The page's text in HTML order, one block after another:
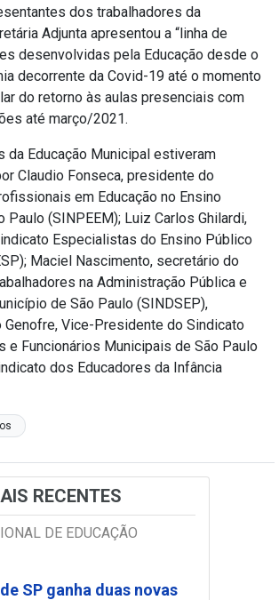
dos trabalhadores da
Adjunta apresentou a “linha de
desenvolvidas pela Educação desde o
decorrente da Covid-19 até o momento
do retorno às aulas presenciais com
até março/2021.
da Educação Municipal estiveram
Claudio Fonseca, presidente do
em Educação no Ensino
Paulo (SINPEEM); Luiz Carlos Ghilardi,
Especialistas do Ensino Público
Maciel Nascimento, secretário do
na Administração Pública e
de São Paulo (SINDSEP),
Genofre, Vice-Presidente do Sindicato
Funcionários Municipais de São Paulo
dos Educadores da Infância
RECENTES
DE EDUCAÇÃO
SP ganha duas novas